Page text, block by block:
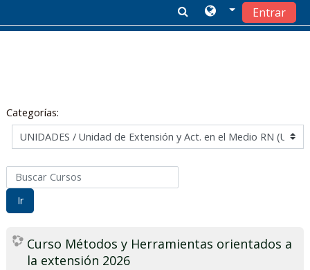
Entrar
Categorías:
Buscar Cursos
Ir
Curso Métodos y Herramientas orientados a
la extensión 2026